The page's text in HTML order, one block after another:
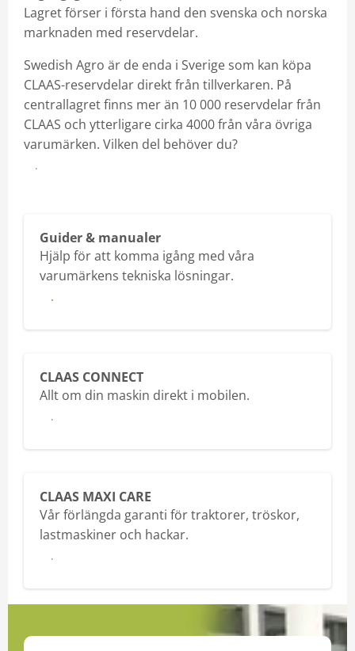
Lagret förser i första hand den svenska och norska
marknaden med reservdelar.
Swedish Agro är de enda i Sverige som kan köpa
CLAAS-reservdelar direkt från tillverkaren. På
centrallagret finns mer än 10 000 reservdelar från
CLAAS och ytterligare cirka 4000 från våra övriga
varumärken. Vilken del behöver du?
Kontakta din reservdelssäljare
Guider & manualer
Hjälp för att komma igång med våra
varumärkens tekniska lösningar.
Till hjälpen
CLAAS CONNECT
Allt om din maskin direkt i mobilen.
Läs mer
CLAAS MAXI CARE
Vår förlängda garanti för traktorer, tröskor,
lastmaskiner och hackar.
Läs mer